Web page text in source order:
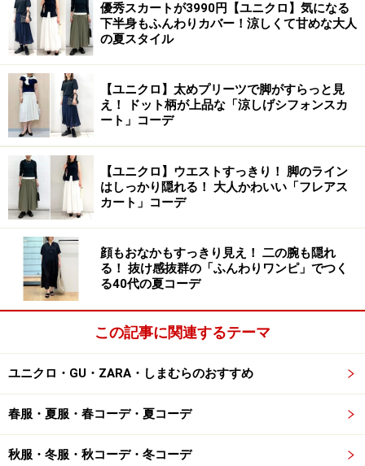
優秀スカートが3990円【ユニクロ】気になる
下半身もふんわりカバー！涼しくて甘めな大人
の夏スタイル
【ユニクロ】太めプリーツで脚がすらっと見
え！ ドット柄が上品な「涼しげシフォンスカ
ート」コーデ
【ユニクロ】ウエストすっきり！ 脚のライン
はしっかり隠れる！ 大人かわいい「フレアス
カート」コーデ
顔もおなかもすっきり見え！ 二の腕も隠れ
る！ 抜け感抜群の「ふんわりワンピ」でつく
る40代の夏コーデ
この記事に関連するテーマ
ユニクロ・GU・ZARA・しまむらのおすすめ
春服・夏服・春コーデ・夏コーデ
秋服・冬服・秋コーデ・冬コーデ